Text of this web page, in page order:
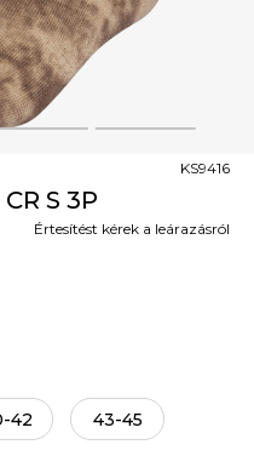
3 4
S 3P
KS9416
Értesítést kérek a leárazásról
42 43-45